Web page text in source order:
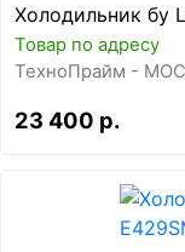
Холодильник бу
Товар по адресу
ТехноПрайм -
23 400 р.